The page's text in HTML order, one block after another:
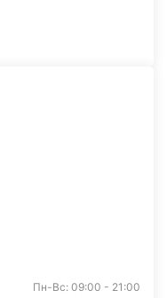
Пн-Вс: 09:00 - 21:00